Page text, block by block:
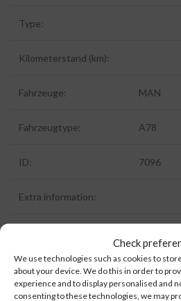
Check
We use technologies such as cookies to
about your device. We do this in order to
experience and to display personalised and
consenting to these technologies, we may
Type:
Kilometerstand (km):
Fahrzeuge: MAN
Fahrzeugtype: A78
ID: 7096
Extra information:
Kategorien:A78, Antriebsstrang /